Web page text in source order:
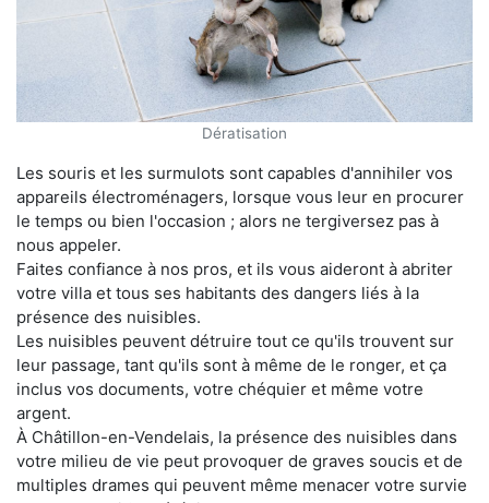
Dératisation
Les souris et les surmulots sont capables d'annihiler vos
appareils électroménagers, lorsque vous leur en procurer
le temps ou bien l'occasion ; alors ne tergiversez pas à
nous appeler.
Faites confiance à nos pros, et ils vous aideront à abriter
votre villa et tous ses habitants des dangers liés à la
présence des nuisibles.
Les nuisibles peuvent détruire tout ce qu'ils trouvent sur
leur passage, tant qu'ils sont à même de le ronger, et ça
inclus vos documents, votre chéquier et même votre
argent.
À Châtillon-en-Vendelais, la présence des nuisibles dans
votre milieu de vie peut provoquer de graves soucis et de
multiples drames qui peuvent même menacer votre survie